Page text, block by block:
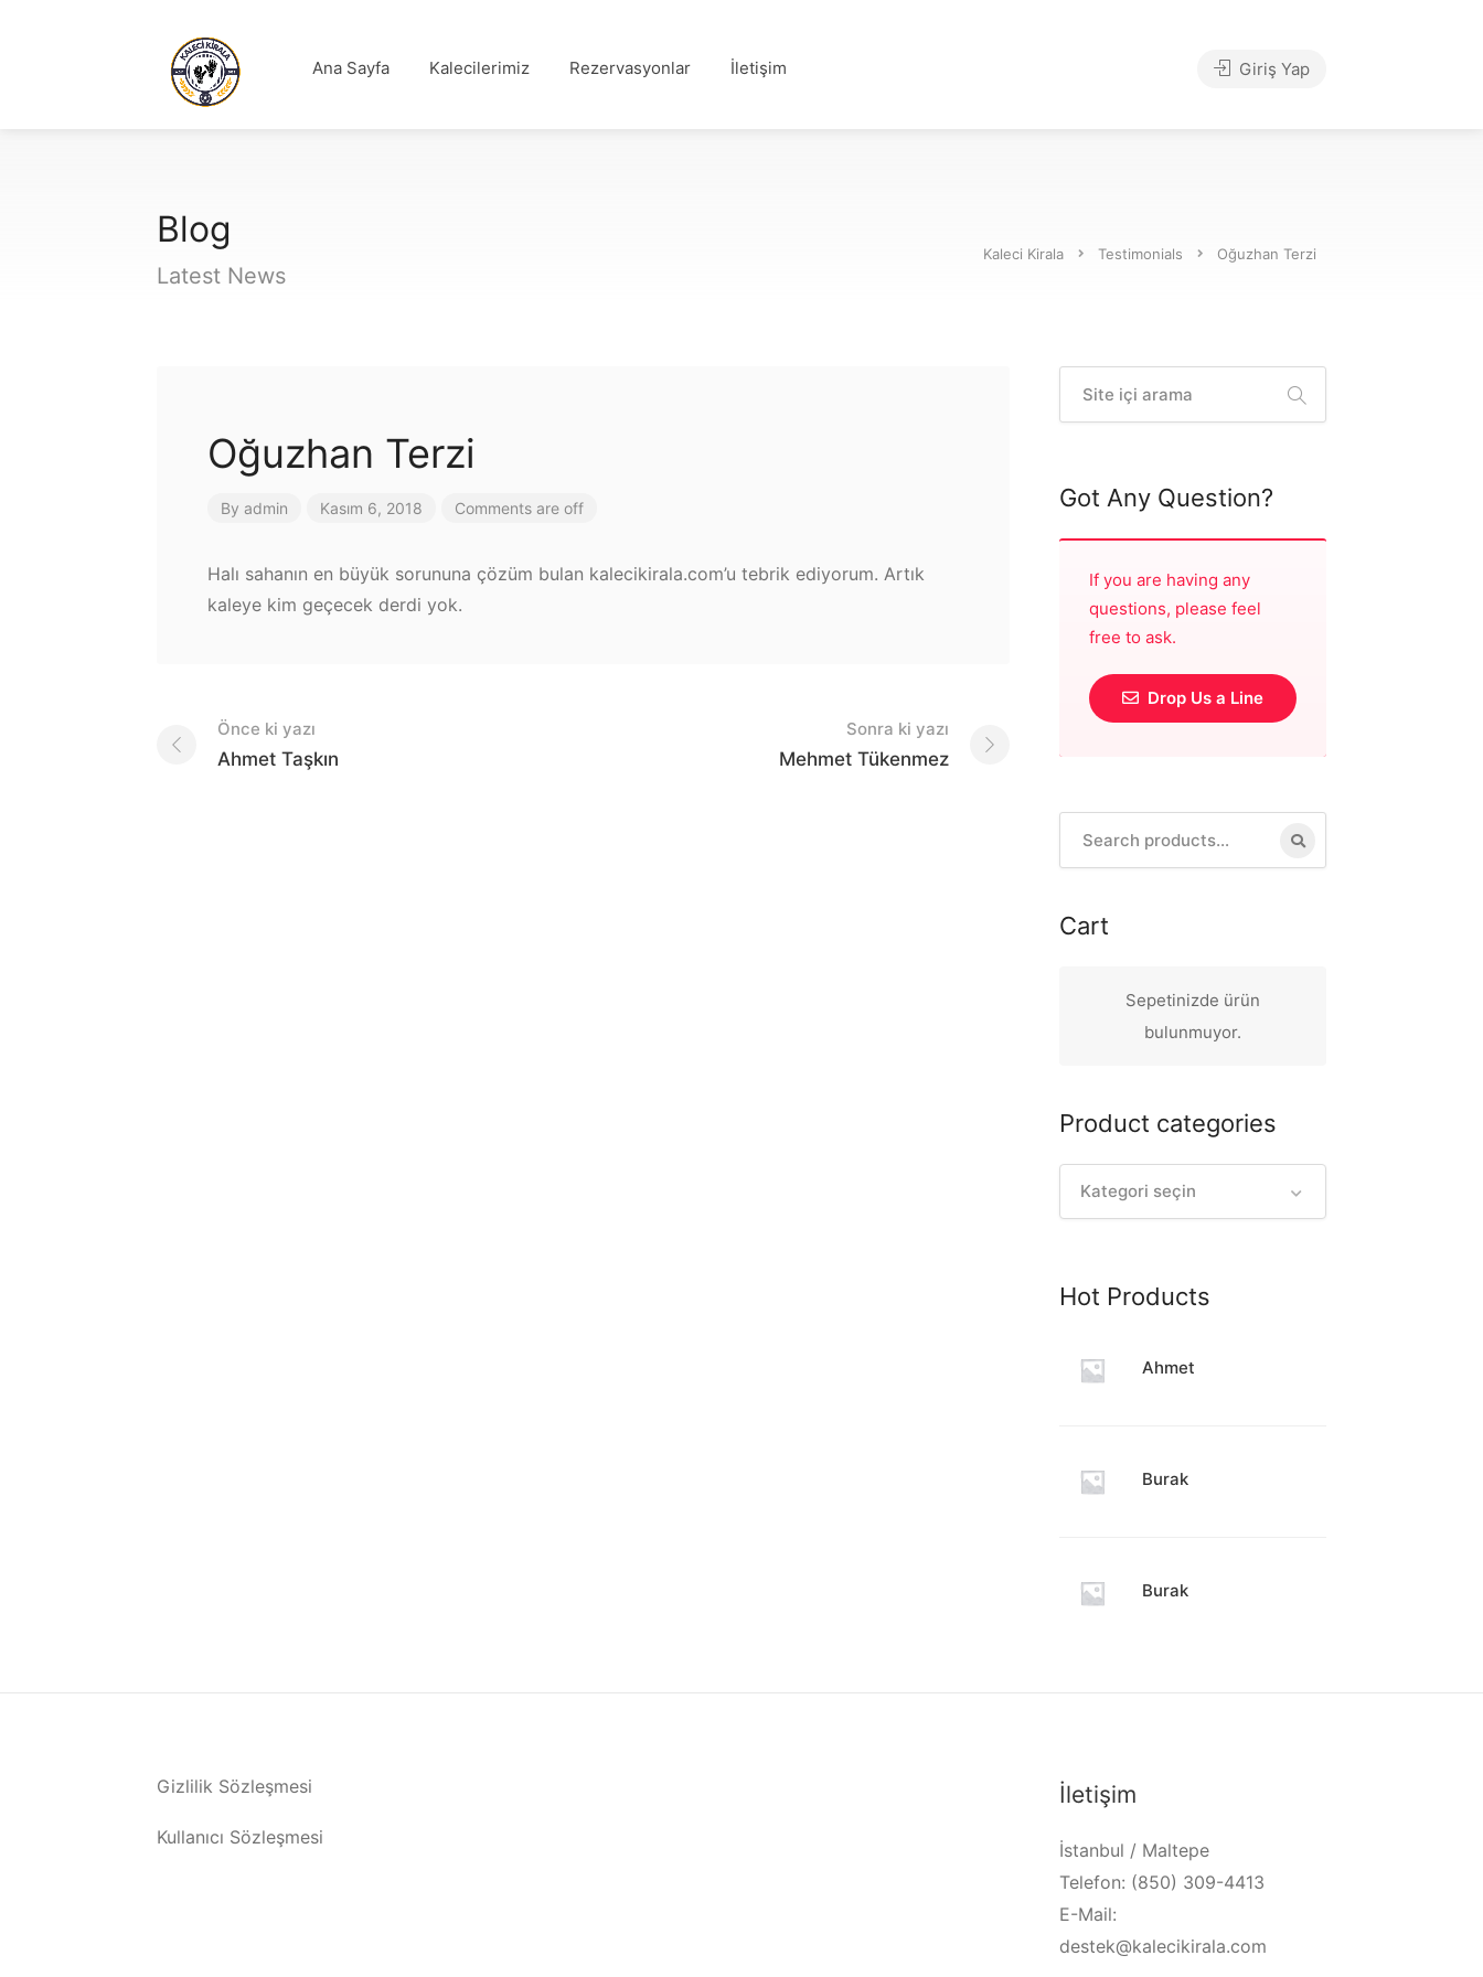
Ana Sayfa Kalecilerimiz Rezervasyonlar İletişim Giriş Yap
Blog
Latest News
Kaleci Kirala Testimonials Oğuzhan Terzi
Oğuzhan Terzi
By admin Kasım 6, 2018 Comments are off
Halı sahanın en büyük sorununa çözüm bulan kalecikirala.com’u tebrik ediyorum. Artık
kaleye kim geçecek derdi yok.
Post
navigation
Önce ki yazı
Ahmet Taşkın
Sonra ki yazı
Mehmet Tükenmez
Got Any Question?
If you are having any
questions, please feel
free to ask.
Drop Us a Line
Cart
Sepetinizde ürün
bulunmuyor.
Product categories
Kategori seçin
Hot Products
Ahmet
Burak
Burak
Gizlilik Sözleşmesi
Kullanıcı Sözleşmesi
İletişim
İstanbul / Maltepe
Telefon: (850) 309-4413
E-Mail:
destek@kalecikirala.com